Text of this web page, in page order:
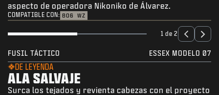
aspecto de operadora Nikoniko de Álvarez.
COMPATIBLE CON: BO6 WZ
1 de 2
FUSIL TÁCTICO ESSEX MODELO 07
DE LEYENDA
ALA SALVAJE
Surca los tejados y revienta cabezas con el proyecto